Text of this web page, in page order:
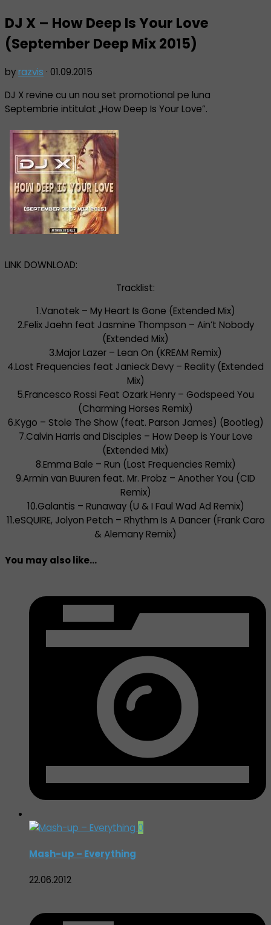
DJ X – How Deep Is Your Love
(September Deep Mix 2015)
byrazvis · 01.09.2015
DJ X revine cu un nou set promotional pe luna
Septembrie intitulat „How Deep Is Your Love”.
LINK DOWNLOAD:
Tracklist:
1.Vanotek – My Heart Is Gone (Extended Mix)
2.Felix Jaehn feat Jasmine Thompson – Ain’t Nobody
(Extended Mix)
3.Major Lazer – Lean On (KREAM Remix)
4.Lost Frequencies feat Janieck Devy – Reality (Extended
Mix)
5.Francesco Rossi Feat Ozark Henry – Godspeed You
(Charming Horses Remix)
6.Kygo – Stole The Show (feat. Parson James) (Bootleg)
7.Calvin Harris and Disciples – How Deep is Your Love
(Extended Mix)
8.Emma Bale – Run (Lost Frequencies Remix)
9.Armin van Buuren feat. Mr. Probz – Another You (CID
Remix)
10.Galantis – Runaway (U & I Faul Wad Ad Remix)
11.eSQUIRE, Jolyon Petch – Rhythm Is A Dancer (Frank Caro
& Alemany Remix)
You may also like...
0
Mash-up – Everything
22.06.2012